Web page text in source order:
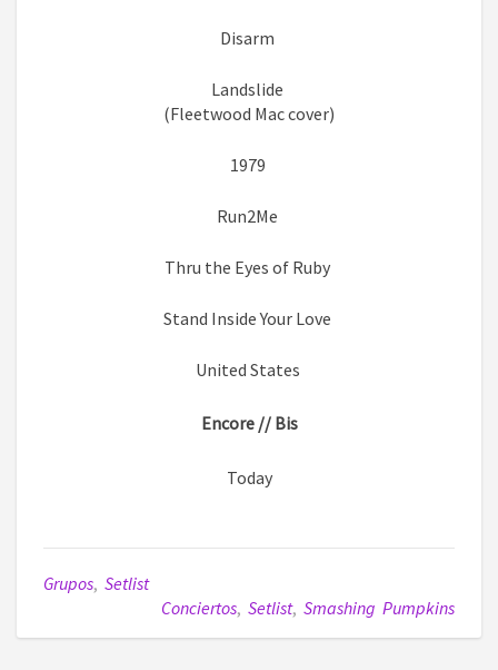
Disarm
Landslide
(Fleetwood Mac cover)
1979
Run2Me
Thru the Eyes of Ruby
Stand Inside Your Love
United States
Encore // Bis
Today
Grupos, Setlist
Conciertos, Setlist, Smashing Pumpkins